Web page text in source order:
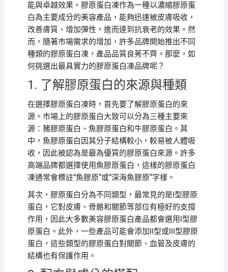
能與卓越效果。膠原蛋白凍作為一種以濃縮膠原蛋
白為主要成分的美容產品，能夠迅速被皮膚吸收，
改善膚質、增加彈性，進而達到抗衰老的效果。然
而，隨著市場需求的增加，許多品牌開始推出不同
種類的膠原蛋白凍，產品品質良莠不齊。那麼，如
何挑選出最具實力的膠原蛋白凍品牌呢？
1. 了解膠原蛋白的來源與種類
在選擇膠原蛋白凍時，首先要了解膠原蛋白的來
源。市場上的膠原蛋白大致可以分為三種主要來
源：豬膠原蛋白、魚膠原蛋白和牛膠原蛋白。其
中，魚膠原蛋白因其分子結構較小，較易被人體吸
收，因此被認為是最為優質的膠原蛋白來源。許多
高端品牌都選擇使用魚膠原蛋白，這樣的膠原蛋白
凍通常會標註“魚膠原”或“深海魚膠原”字樣。
其次，膠原蛋白分為不同類型，最常見的是I型膠原
蛋白，它對皮膚、骨骼和關節等部位有極好的支撐
作用，因此大多數美容膠原蛋白產品都會選用I型膠
原蛋白。此外，一些產品可能會添加II型或III型膠原
蛋白，這些類型的膠原蛋白對關節、血管及皮膚的
結構也有保護作用。